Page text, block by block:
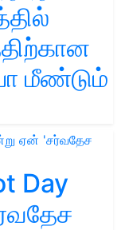
மீண்டும்
Day